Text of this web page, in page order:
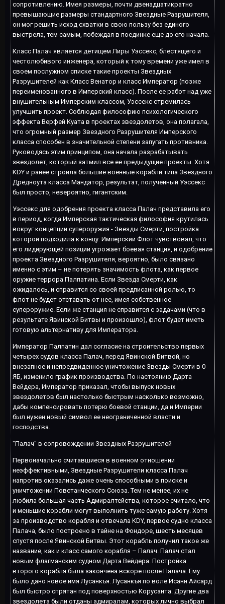
сопротивлению. Имея размеры, почти двенадцатикратно
превышающие размеры стандартного Звездные Разрушителя,
он мог решить исход схватки в свою пользу без единого
выстрела, тем самым, побеждая в поединке еще до его начала.
Класс Палач является детищем Лиры Уэссекс, блестящего и
честолюбивого инженера, который к тому времени уже имел в
своем послужном списке такие проекты Звездных
Разрушителей как Класс Венатор и класс Император (позже
переименованного в Имперский класс). После ее работ над уже
внушительным Имперским классом, Уэссекс стремилась
улучшить проект. Соблюдая философию психологического
эффекта Верфей Куата в проектах звездолетов, она полагала,
что огромный размер Звездного Разрушителя Имперского
класса способен в значительной степени запугать противника.
Руководясь этим принципом, она начала разрабатывать
звездолет, который затмил все ее предыдущие проекты. Хотя
KDY и ранее строила большие военные корабли типа Звездного
Дредноута класса Мандатор, результат, полученный Уэссекс
был просто, невероятно, гигантским.
Уэссекс для одобрения проекта класса Палач представила его
в период, когда Имперская тактическая философия крутилась
вокруг концепции супероружия - Звезды Смерти, постройка
которой подходила к концу. Имперский Флот чувствовал, что
его лидирующей позиции угрожает боевая станция, и одобрение
проекта Звездного Разрушителя, вероятно, было связано
именно с этим – не потерять значимость флота, как первое
оружие террора Палпатина. Если Звезда Смерти, как
ожидалось, и справится со своей предписанной ролью, то
флот не будет отставать от нее, имея собственное
супероружие. Если же станция не справится с задачами (что в
результате Явинской Битвы и произошло), флот будет иметь
готовую альтернативу для Императора.
Император Палпатин дал согласие на строительство первых
четырех судов класса Палач, перед Явинской Битвой, но
внезапное и непредвиденное уничтожение Звезды Смерти в 0
ЯБ, изменило график производства. По настоянию Дарта
Вейдера, Император приказал, чтобы выпуск новых
звездолетов был настолько быстрым насколько возможно,
дабы компенсировать потерю боевой станции, да и Империи
был нужен новый символ ее неограниченной власти и
господства.
"Палач" в сопровождении Звездных Разрушителей
Первоначально считавшиеся в военном отношении
неэффективными, Звездные Разрушители класса Палач
напротив оказались даже очень способными в поиске и
уничтожении Повстанческого Союза. Тем не менее, их не
любила большая часть Адмиралтейства, которое считало, что
и меньшие корабли могут выполнить туже самую работу. Хотя
за производство корабля и отвечала KDY, первое судно класса
Палача, было построено в тайне на Фондоре, шесть месяцев
спустя после Явинской Битвы. Этот корабль получил такое же
название, как и класс самого корабля – Палач. Палач стал
новым флагманским судном Дарта Вейдера. Постройка
второго корабля была закончена вскоре после Палача. Ему
было дано новое имя Лусанкъя. Лусанкъя по воле Исанн Айсард
был быстро спрятан под поверхностью Корусанта. Другие два
звездолета были отданы адмиралам, которых лично выбрал